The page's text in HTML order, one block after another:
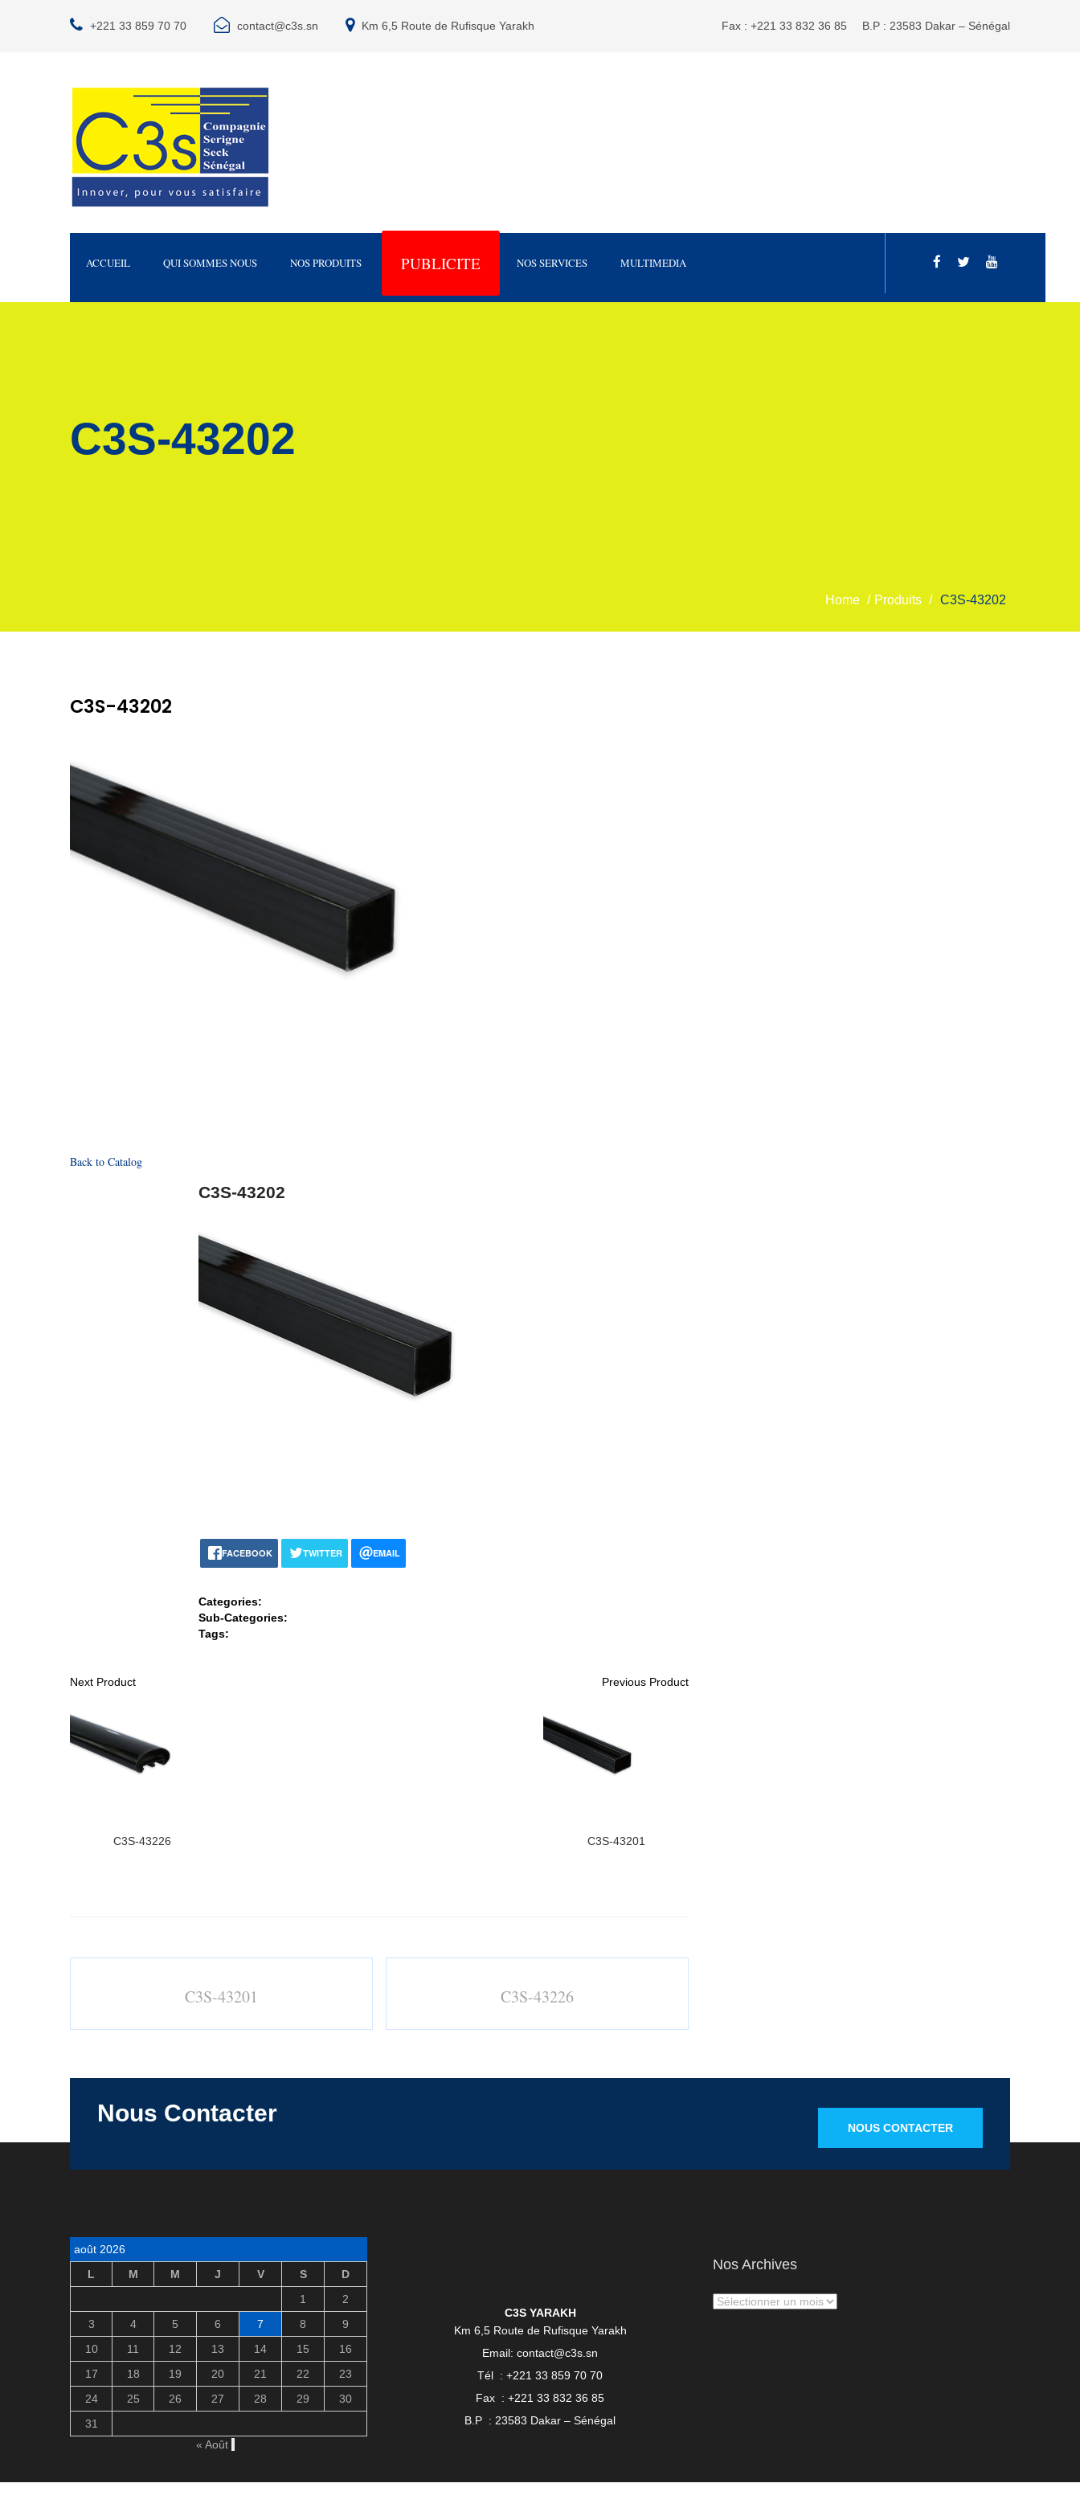
+221 33 859 70 70 contact@c3s.sn Km 6,5 Route de Rufisque Yarakh Fax : +221 33 832 36 85 B.P : 23583 Dakar – Sénégal
ACCUEIL QUI SOMMES NOUS NOS PRODUITS PUBLICITE NOS SERVICES MULTIMEDIA
C3S-43202
Home / Produits / C3S-43202
C3S-43202
Back to Catalog
C3S-43202
FACEBOOK TWITTER EMAIL
Categories:
Sub-Categories:
Tags:
Next Product
C3S-43226
Previous Product
C3S-43201
C3S-43201 C3S-43226
Nous Contacter
NOUS CONTACTER
août 2026
L
M M J V S
D
1
2
3
4 5 6 7 8
9
10
11 12 13 14 15
16
17
18 19 20 21 22
23
24
25 26 27 28 29
30
31
« Août
C3S YARAKH
Km 6,5 Route de Rufisque Yarakh
Email: contact@c3s.sn
Tél : +221 33 859 70 70
Fax : +221 33 832 36 85
B.P : 23583 Dakar – Sénégal
Nos Archives